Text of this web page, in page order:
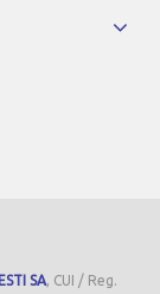
SA, CUI / Reg.